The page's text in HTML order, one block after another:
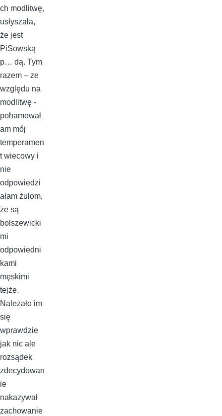
ch modlitwę,
usłyszała,
że jest
PiSowską
p… dą. Tym
razem – ze
względu na
modlitwę -
pohamował
am mój
temperamen
t wiecowy i
nie
odpowiedzi
ałam żulom,
że są
bolszewicki
mi
odpowiedni
kami
męskimi
tejże.
Należało im
się
wprawdzie
jak nic ale
rozsądek
zdecydowan
ie
nakazywał
zachowanie